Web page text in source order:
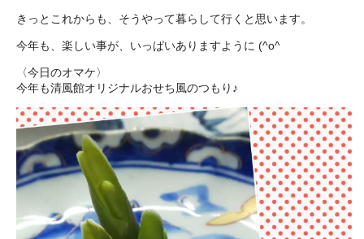
きっとこれからも、そうやって暮らして行くと思います。
今年も、楽しい事が、いっぱいありますように (^o^ゞ
〈今日のオマケ〉
今年も清風館オリジナルおせち風のつもり♪